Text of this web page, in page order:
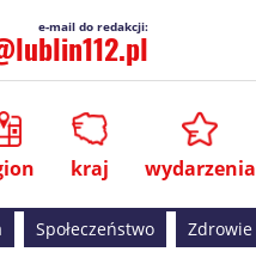
kraj wydarzenia
Społeczeństwo Zdrowie